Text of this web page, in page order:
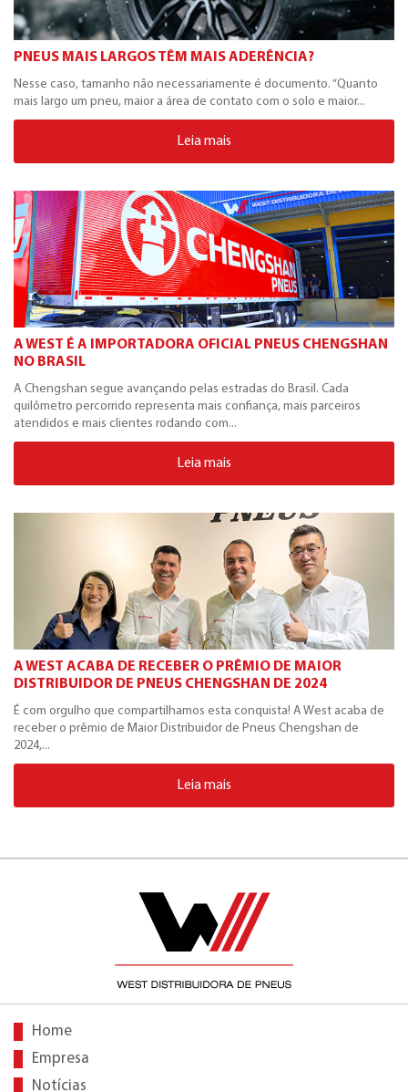
PNEUS MAIS LARGOS TÊM MAIS ADERÊNCIA?
Nesse caso, tamanho não necessariamente é documento. “Quanto
mais largo um pneu, maior a área de contato com o solo e maior...
Leia mais
A WEST É A IMPORTADORA OFICIAL PNEUS CHENGSHAN
NO BRASIL
A Chengshan segue avançando pelas estradas do Brasil. Cada
quilômetro percorrido representa mais confiança, mais parceiros
atendidos e mais clientes rodando com...
Leia mais
A WEST ACABA DE RECEBER O PRÊMIO DE MAIOR
DISTRIBUIDOR DE PNEUS CHENGSHAN DE 2024
É com orgulho que compartilhamos esta conquista! A West acaba de
receber o prêmio de Maior Distribuidor de Pneus Chengshan de
2024,...
Leia mais
Home
Empresa
Notícias